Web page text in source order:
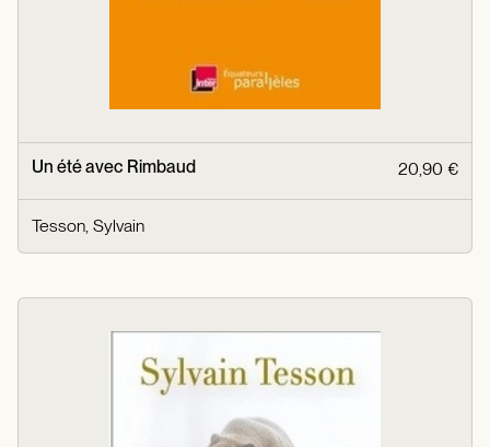
Un été avec Rimbaud 20,90 €
Tesson, Sylvain